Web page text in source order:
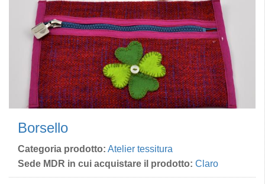
Borsello
Categoria prodotto: Atelier tessitura
Sede MDR in cui acquistare il prodotto: Claro